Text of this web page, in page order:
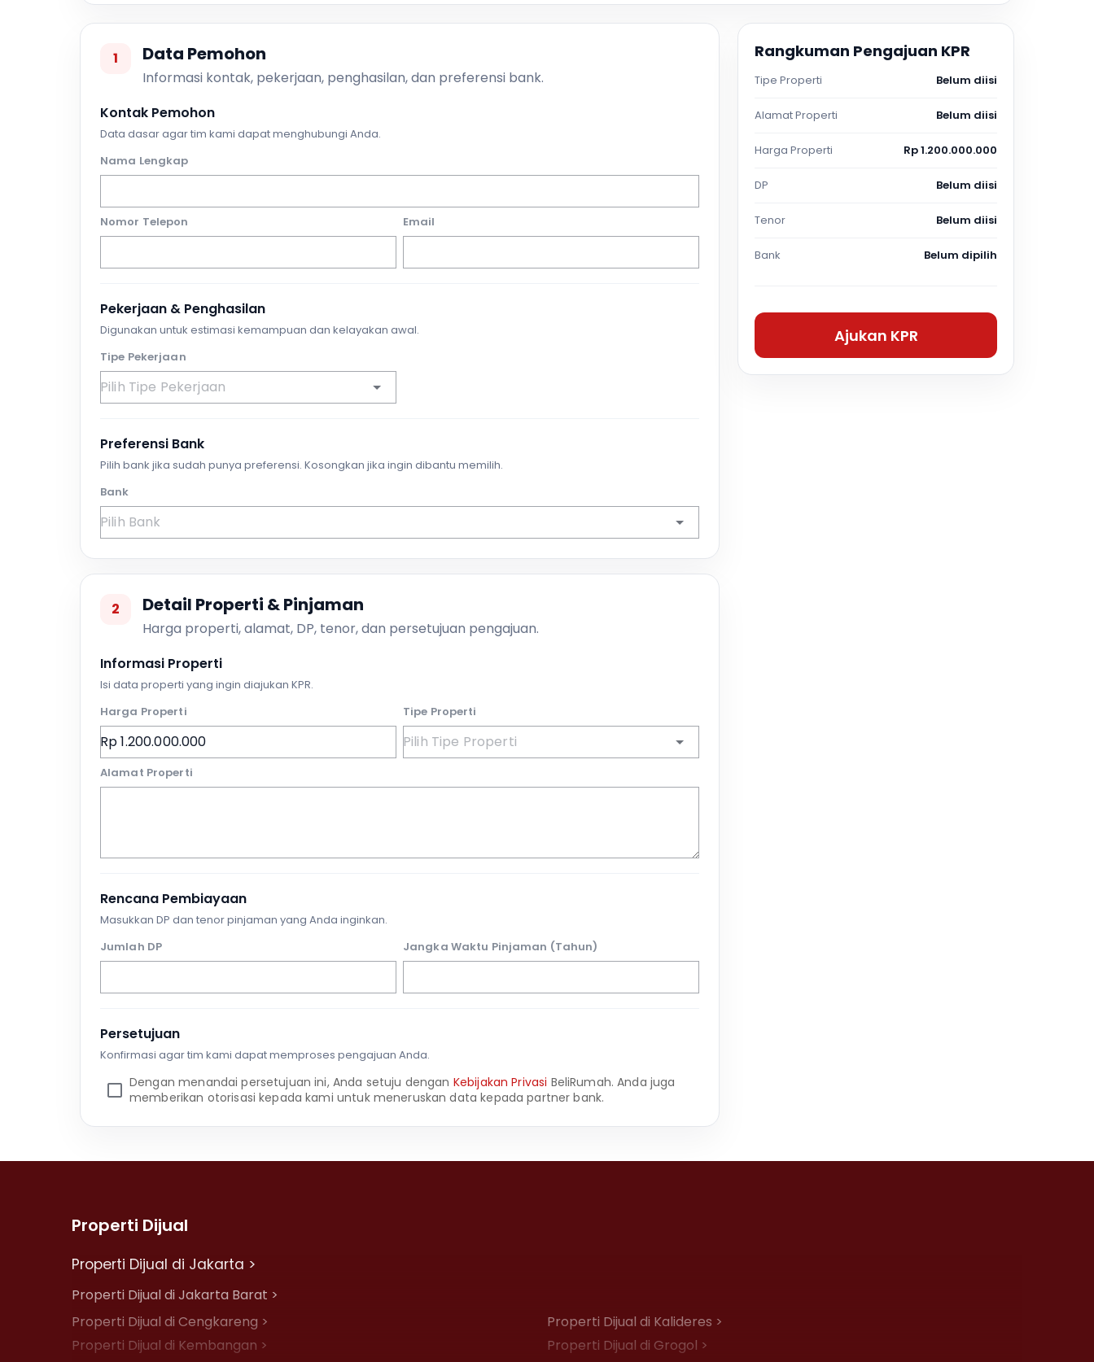
1 Data Pemohon
Informasi kontak, pekerjaan, penghasilan, dan preferensi bank.
Kontak Pemohon
Data dasar agar tim kami dapat menghubungi Anda.
Nama Lengkap
Nomor Telepon Email
Pekerjaan & Penghasilan
Digunakan untuk estimasi kemampuan dan kelayakan awal.
Tipe Pekerjaan
Preferensi Bank
Pilih bank jika sudah punya preferensi. Kosongkan jika ingin dibantu memilih.
Bank
2 Detail Properti & Pinjaman
Harga properti, alamat, DP, tenor, dan persetujuan pengajuan.
Informasi Properti
Isi data properti yang ingin diajukan KPR.
Harga Properti
Tipe Properti
Alamat Properti
Rencana Pembiayaan
Masukkan DP dan tenor pinjaman yang Anda inginkan.
Jumlah DP
Jangka Waktu Pinjaman (Tahun)
Persetujuan
Konfirmasi agar tim kami dapat memproses pengajuan Anda.
Dengan menandai persetujuan ini, Anda setuju dengan Kebijakan Privasi BeliRumah. Anda juga
memberikan otorisasi kepada kami untuk meneruskan data kepada partner bank.
Rangkuman Pengajuan KPR
Tipe Properti Belum diisi
Alamat Properti Belum diisi
Harga Properti Rp 1.200.000.000
DP Belum diisi
Tenor Belum diisi
Bank Belum dipilih
Ajukan KPR
Properti Dijual
Properti Dijual di Jakarta >
Properti Dijual di Jakarta Barat >
Properti Dijual di Cengkareng >
Properti Dijual di Kalideres >
Properti Dijual di Kembangan >
Properti Dijual di Grogol >